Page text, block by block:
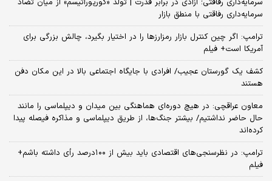
سرمایه‌داری رفاقتی؛ آزادی در برابر قدرت | تولد «کورپوراتیسم» از میان تضاد
سرمایه‌داری رفاقتی با منطق بازار
ترامپ: اگر چین کنترل بازار رمزارزها را در اختیار بگیرد، چالش بزرگی برای
آمریکا است+ فیلم
کشف یک گورستان عجیب/ افرادی با جایگاه اجتماعی بالا در این مکان دفن
هستند
معاون عراقچی: در هیچ دوره‌ای هماهنگی بین میدان و دیپلماسی را مانند
حال حاضر نداشتیم/ بیشتر جنگ‌ها، از طریق دیپلماسی و مذاکره فیصله پیدا
کرده‌اند
ترامپ: در نظرسنجی‌های اقتصادی باید بیش از ۱۰۰درصد رأی داشته باشم+
فیلم